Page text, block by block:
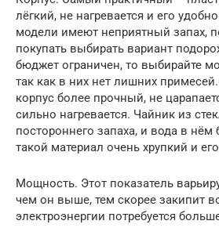
лёгкий, не нагревается и его
модели имеют неприятный запах,
покупать выбирать вариант
бюджет ограничен, то выбирайте
так как в них нет лишних
корпус более прочный, не
сильно нагревается. Чайник из
постороннего запаха, и вода в нём
такой материал очень хрупкий и
Мощность. Этот показатель
чем он выше, тем скорее закипит
электроэнергии потребуется